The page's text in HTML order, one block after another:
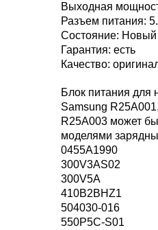
Выходная
Разъем питания:
Состояние: Новый
Гарантия: есть
Качество:
Блок питания для
Samsung
R25A003 может
моделями
0455A1990
300V3AS02
300V5A
410B2BHZ1
504030-016
550P5C-S01